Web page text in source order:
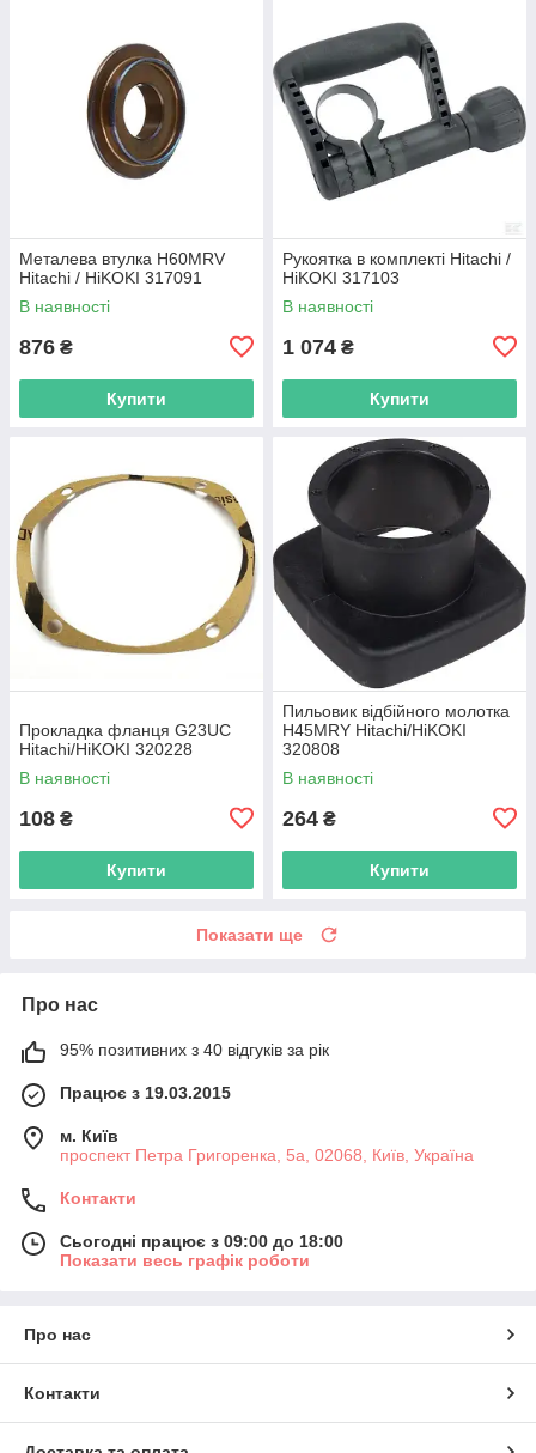
Металева втулка H60MRV
Hitachi / HiKOKI 317091
В наявності
876 ₴
Купити
Рукоятка в комплекті Hitachi /
HiKOKI 317103
В наявності
1 074 ₴
Купити
Прокладка фланця G23UC
Hitachi/HiKOKI 320228
В наявності
108 ₴
Купити
Пильовик відбійного молотка
H45MRY Hitachi/HiKOKI
320808
В наявності
264 ₴
Купити
Показати ще
Про нас
95% позитивних з 40 відгуків за рік
Працює з 19.03.2015
м. Київ
проспект Петра Григоренка, 5а, 02068, Київ, Україна
Контакти
Сьогодні працює з 09:00 до 18:00
Показати весь графік роботи
Про нас
Контакти